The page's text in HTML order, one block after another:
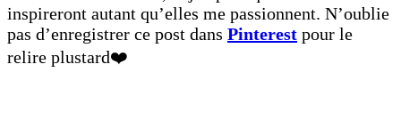
inspireront autant qu’elles me passionnent. N’oublie
pas d’enregistrer ce post dans Pinterest pour le
relire plustard❤️